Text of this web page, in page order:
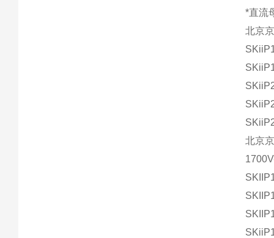
*直流
北京
北京